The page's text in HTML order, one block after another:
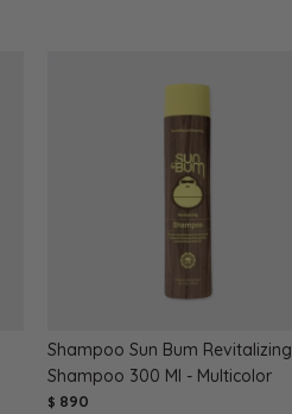
Shampoo Sun Bum Revitalizing
Shampoo 300 Ml - Multicolor
$ 890